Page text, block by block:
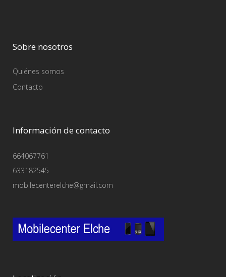
Sobre nosotros
Quiénes somos
Contacto
Información de contacto
664067761
633182545
mobilecenterelche@gmail.com